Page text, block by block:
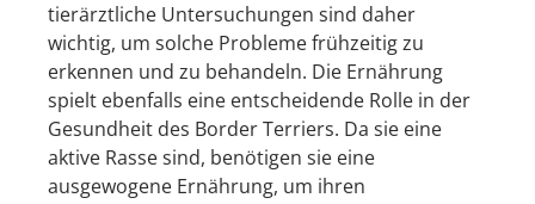
tierärztliche Untersuchungen sind daher
wichtig, um solche Probleme frühzeitig zu
erkennen und zu behandeln. Die Ernährung
spielt ebenfalls eine entscheidende Rolle in der
Gesundheit des Border Terriers. Da sie eine
aktive Rasse sind, benötigen sie eine
ausgewogene Ernährung, um ihren